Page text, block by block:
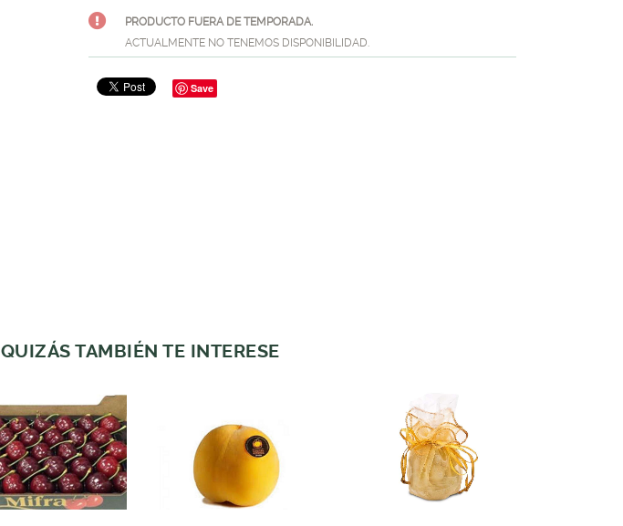
PRODUCTO FUERA DE TEMPORADA.
ACTUALMENTE NO TENEMOS DISPONIBILIDAD.
Save
QUIZÁS TAMBIÉN TE INTERESE